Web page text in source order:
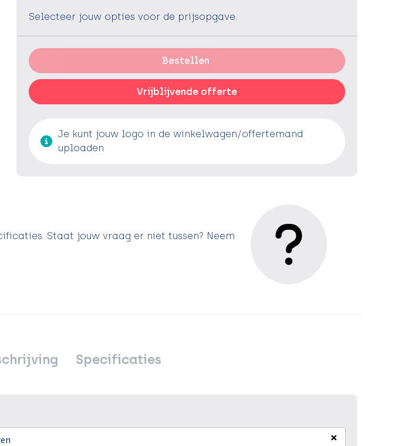
Selecteer jouw opties voor de prijsopgave.
Bestellen
Vrijblijvende offerte
Je kunt jouw logo in de winkelwagen/offertemand
uploaden
Staat jouw vraag er niet tussen? Neem
Specificaties
×